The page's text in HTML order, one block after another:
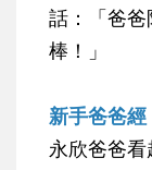
話：「爸
棒！」
新手爸爸
永欣爸爸